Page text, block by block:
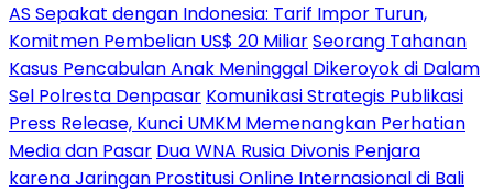
AS Sepakat dengan Indonesia: Tarif Impor Turun,
Komitmen Pembelian US$ 20 MiliarSeorang Tahanan
Kasus Pencabulan Anak Meninggal Dikeroyok di Dalam
Sel Polresta Denpasar Komunikasi Strategis Publikasi
Press Release, Kunci UMKM Memenangkan Perhatian
Media dan Pasar Dua WNA Rusia Divonis Penjara
karena Jaringan Prostitusi Online Internasional di Bali